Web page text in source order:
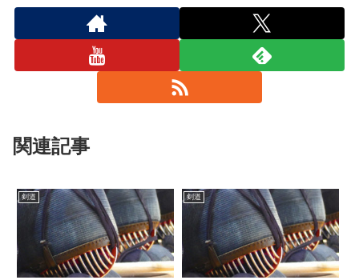
関連記事
剣道 剣道